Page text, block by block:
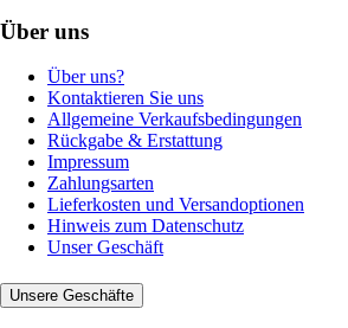
Über uns
Über uns?
Kontaktieren Sie uns
Allgemeine Verkaufsbedingungen
Rückgabe & Erstattung
Impressum
Zahlungsarten
Lieferkosten und Versandoptionen
Hinweis zum Datenschutz
Unser Geschäft
Unsere Geschäfte